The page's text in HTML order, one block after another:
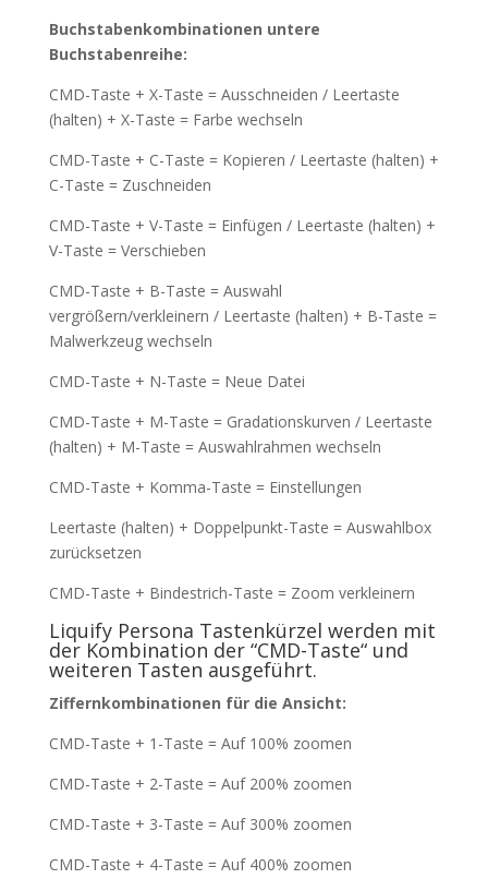
Buchstabenkombinationen untere
Buchstabenreihe:
CMD-Taste + X-Taste = Ausschneiden / Leertaste
(halten) + X-Taste = Farbe wechseln
CMD-Taste + C-Taste = Kopieren / Leertaste (halten) +
C-Taste = Zuschneiden
CMD-Taste + V-Taste = Einfügen / Leertaste (halten) +
V-Taste = Verschieben
CMD-Taste + B-Taste = Auswahl
vergrößern/verkleinern / Leertaste (halten) + B-Taste =
Malwerkzeug wechseln
CMD-Taste + N-Taste = Neue Datei
CMD-Taste + M-Taste = Gradationskurven / Leertaste
(halten) + M-Taste = Auswahlrahmen wechseln
CMD-Taste + Komma-Taste = Einstellungen
Leertaste (halten) + Doppelpunkt-Taste = Auswahlbox
zurücksetzen
CMD-Taste + Bindestrich-Taste = Zoom verkleinern
Liquify Persona Tastenkürzel werden mit
der Kombination der “CMD-Taste“ und
weiteren Tasten ausgeführt.
Ziffernkombinationen für die Ansicht:
CMD-Taste + 1-Taste = Auf 100% zoomen
CMD-Taste + 2-Taste = Auf 200% zoomen
CMD-Taste + 3-Taste = Auf 300% zoomen
CMD-Taste + 4-Taste = Auf 400% zoomen